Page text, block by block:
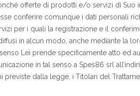
offerte di prodotti e/o servizi di
conferire comunque i dati personali
per i quali la registrazione e il
in alcun modo, anche mediante la
Lei prende specificamente atto ed
in tal senso a Spes86 srl
previste dalla legge, i Titolari del